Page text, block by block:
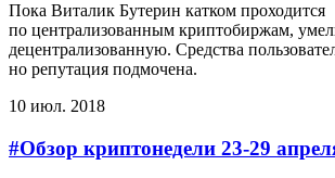
Пока Виталик Бутерин катком проходится
по централизованным криптобиржам,
децентрализованную. Средства
но репутация подмочена.
10 июл. 2018
#Обзор криптонедели 23-29